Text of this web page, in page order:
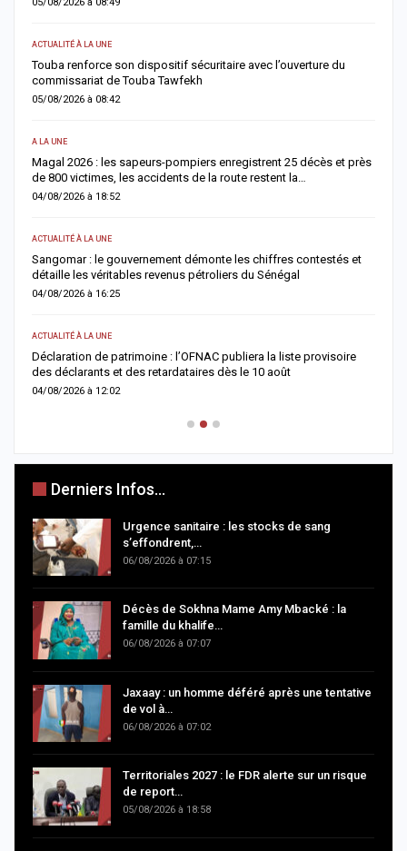
ACTUALITÉ À LA UNE
Touba renforce son dispositif sécuritaire avec l’ouverture du
commissariat de Touba Tawfekh
05/08/2026 à 08:42
A LA UNE
Magal 2026 : les sapeurs-pompiers enregistrent 25 décès et près
de 800 victimes, les accidents de la route restent la…
04/08/2026 à 18:52
ACTUALITÉ À LA UNE
Sangomar : le gouvernement démonte les chiffres contestés et
détaille les véritables revenus pétroliers du Sénégal
04/08/2026 à 16:25
ACTUALITÉ À LA UNE
Déclaration de patrimoine : l’OFNAC publiera la liste provisoire
des déclarants et des retardataires dès le 10 août
04/08/2026 à 12:02
Derniers Infos...
Urgence sanitaire : les stocks de sang
s’effondrent,…
06/08/2026 à 07:15
Décès de Sokhna Mame Amy Mbacké : la
famille du khalife…
06/08/2026 à 07:07
Jaxaay : un homme déféré après une tentative
de vol à…
06/08/2026 à 07:02
Territoriales 2027 : le FDR alerte sur un risque
de report…
05/08/2026 à 18:58